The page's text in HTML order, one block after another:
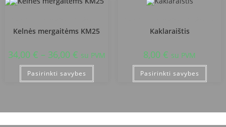
Kelnės mergaitėms KM25
34,00 € – 36,00 € su PVM
Pasirinkti savybes
Kaklaraištis
8,00 € su PVM
Pasirinkti savybes